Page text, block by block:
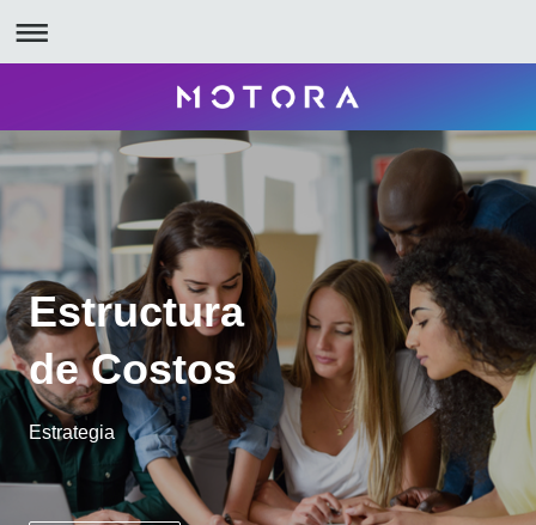
Estructura
de Costos
Estrategia